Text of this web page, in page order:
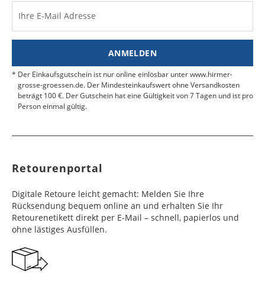
Ihre E-Mail Adresse
ANMELDEN
Der Einkaufsgutschein ist nur online einlösbar unter www.hirmer-
grosse-groessen.de. Der Mindesteinkaufswert ohne Versandkosten
beträgt 100 €. Der Gutschein hat eine Gültigkeit von 7 Tagen und ist pro
Person einmal gültig.
Retourenportal
Digitale Retoure leicht gemacht: Melden Sie Ihre
Rücksendung bequem online an und erhalten Sie Ihr
Retourenetikett direkt per E-Mail – schnell, papierlos und
ohne lästiges Ausfüllen.